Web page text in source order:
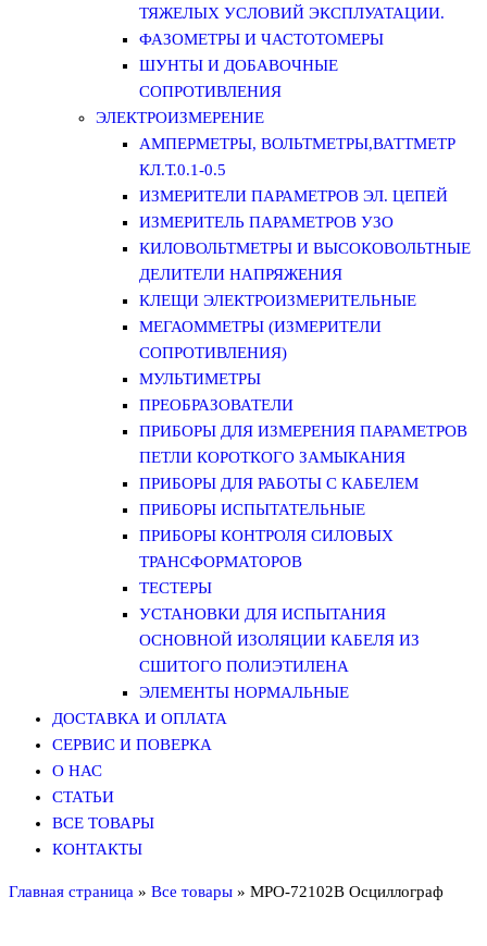
ТЯЖЕЛЫХ УСЛОВИЙ ЭКСПЛУАТАЦИИ.
ФАЗОМЕТРЫ И ЧАСТОТОМЕРЫ
ШУНТЫ И ДОБАВОЧНЫЕ
СОПРОТИВЛЕНИЯ
ЭЛЕКТРОИЗМЕРЕНИЕ
АМПЕРМЕТРЫ, ВОЛЬТМЕТРЫ,ВАТТМЕТР
КЛ.Т.0.1-0.5
ИЗМЕРИТЕЛИ ПАРАМЕТРОВ ЭЛ. ЦЕПЕЙ
ИЗМЕРИТЕЛЬ ПАРАМЕТРОВ УЗО
КИЛОВОЛЬТМЕТРЫ И ВЫСОКОВОЛЬТНЫЕ
ДЕЛИТЕЛИ НАПРЯЖЕНИЯ
КЛЕЩИ ЭЛЕКТРОИЗМЕРИТЕЛЬНЫЕ
МЕГАОММЕТРЫ (ИЗМЕРИТЕЛИ
СОПРОТИВЛЕНИЯ)
МУЛЬТИМЕТРЫ
ПРЕОБРАЗОВАТЕЛИ
ПРИБОРЫ ДЛЯ ИЗМЕРЕНИЯ ПАРАМЕТРОВ
ПЕТЛИ КОРОТКОГО ЗАМЫКАНИЯ
ПРИБОРЫ ДЛЯ РАБОТЫ С КАБЕЛЕМ
ПРИБОРЫ ИСПЫТАТЕЛЬНЫЕ
ПРИБОРЫ КОНТРОЛЯ СИЛОВЫХ
ТРАНСФОРМАТОРОВ
ТЕСТЕРЫ
УСТАНОВКИ ДЛЯ ИСПЫТАНИЯ
ОСНОВНОЙ ИЗОЛЯЦИИ КАБЕЛЯ ИЗ
СШИТОГО ПОЛИЭТИЛЕНА
ЭЛЕМЕНТЫ НОРМАЛЬНЫЕ
ДОСТАВКА И ОПЛАТА
СЕРВИС И ПОВЕРКА
О НАС
СТАТЬИ
ВСЕ ТОВАРЫ
КОНТАКТЫ
Главная страница » Все товары » MPO-72102B Осциллограф